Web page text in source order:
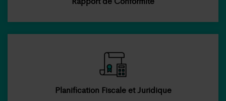
Planification Fiscale et Juridique